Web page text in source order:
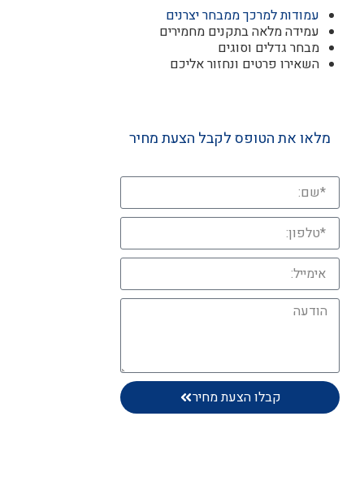
עמודות למרכך ממבחר יצרנים
עמידה מלאה בתקנים מחמירים
מבחר גדלים וסוגים
השאירו פרטים ונחזור אליכם
מלאו את הטופס לקבל הצעת מחיר
קבלו הצעת מחיר